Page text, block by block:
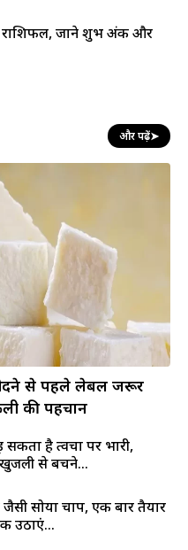
जाने शुभ अंक और
और पढ़ें➤
से पहले लेबल जरूर
की पहचान
है त्वचा पर भारी,
खुजली से बचने...
सोया चाप, एक बार तैयार
उठाएं...